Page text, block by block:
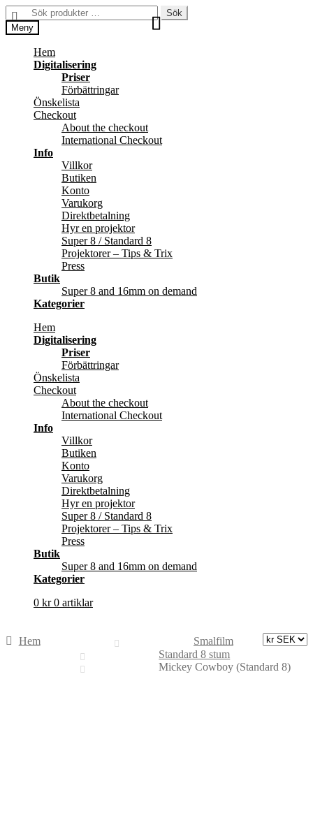
Hoppa
till
navigering
Hoppa
till
innehåll
Sök
efter:
Sök
Meny
Hem
Digitalisering
Priser
Förbättringar
Önskelista
Checkout
About the checkout
International Checkout
Info
Villkor
Butiken
Konto
Varukorg
Direktbetalning
Hyr en projektor
Super 8 / Standard 8
Projektorer – Tips & Trix
Press
Butik
Super 8 and 16mm on demand
Kategorier
Hem
Digitalisering
Priser
Förbättringar
Önskelista
Checkout
About the checkout
International Checkout
Info
Villkor
Butiken
Konto
Varukorg
Direktbetalning
Hyr en projektor
Super 8 / Standard 8
Projektorer – Tips & Trix
Press
Butik
Super 8 and 16mm on demand
Kategorier
0 kr 0 artiklar
Hem
Smalfilm
Standard 8 stum
Mickey Cowboy (Standard 8)